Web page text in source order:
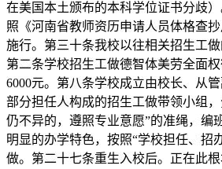
在美国本土颁布的本科学位证书分歧
照《河南省教师资历申请人员体格查抄
施行。第三十条我校以往相关招生工做
第二条学校招生工做德智体美劳全面
6000元。第八条学校成立由校长、从
部分担任人构成的招生工做带领小组
仍不异的，遵照专业意愿”的准绳，编
明显的办学特色，按照“学校担任、招
做。第二十七条重生入校后。正在此